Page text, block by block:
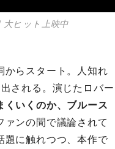
大ヒット上映中
からスタート。人知れ
される。演じたロバー
くいくのか、ブルース
ァンの間で議論されて
題に触れつつ、本作で